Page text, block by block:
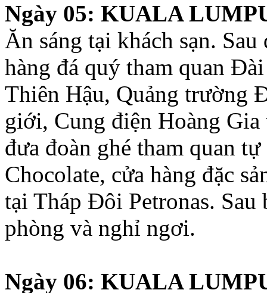
Ngày 05: KUALA
Ăn sáng tại khách sạn.
hàng đá quý tham quan
Thiên Hậu, Quảng trường
giới, Cung điện Hoàng
đưa đoàn ghé tham quan
Chocolate, cửa hàng đặc
tại Tháp Đôi Petronas.
phòng và nghỉ ngơi.
Ngày 06: KUALA